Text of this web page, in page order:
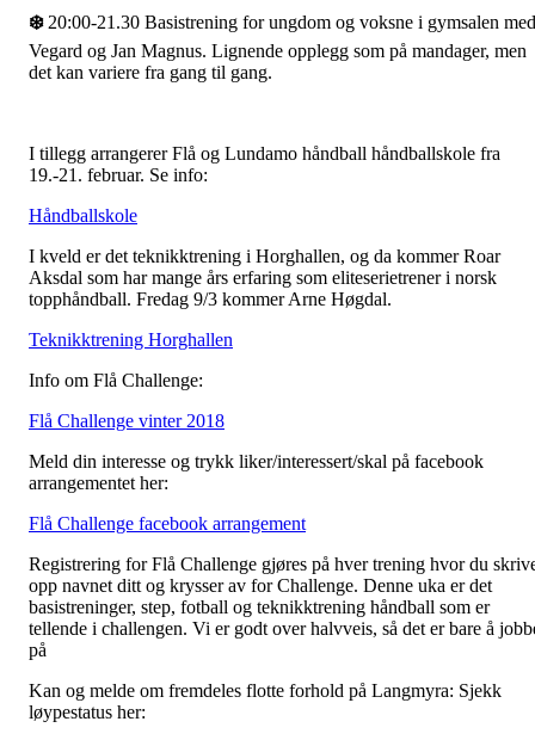
❄️ 20:00-21.30 Basistrening for ungdom og voksne i gymsalen med
Vegard og Jan Magnus. Lignende opplegg som på mandager, men
det kan variere fra gang til gang.
I tillegg arrangerer Flå og Lundamo håndball håndballskole fra
19.-21. februar. Se info:
Håndballskole
I kveld er det teknikktrening i Horghallen, og da kommer Roar
Aksdal som har mange års erfaring som eliteserietrener i norsk
topphåndball. Fredag 9/3 kommer Arne Høgdal.
Teknikktrening Horghallen
Info om Flå Challenge:
Flå Challenge vinter 2018
Meld din interesse og trykk liker/interessert/skal på facebook
arrangementet her:
Flå Challenge facebook arrangement
Registrering for Flå Challenge gjøres på hver trening hvor du
opp navnet ditt og krysser av for Challenge. Denne uka er det
basistreninger, step, fotball og teknikktrening håndball som er
tellende i challengen. Vi er godt over halvveis, så det er bare å
på
Kan og melde om fremdeles flotte forhold på Langmyra: Sjekk
løypestatus her: